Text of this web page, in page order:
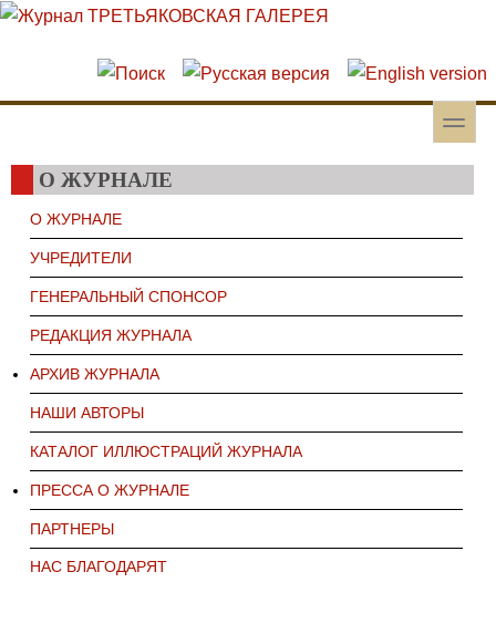
Перейти к основному содержанию
Skip to search
toggle
О ЖУРНАЛЕ
О ЖУРНАЛЕ
УЧРЕДИТЕЛИ
ГЕНЕРАЛЬНЫЙ СПОНСОР
РЕДАКЦИЯ ЖУРНАЛА
АРХИВ ЖУРНАЛА
НАШИ АВТОРЫ
КАТАЛОГ ИЛЛЮСТРАЦИЙ ЖУРНАЛА
ПРЕССА О ЖУРНАЛЕ
ПАРТНЕРЫ
НАС БЛАГОДАРЯТ